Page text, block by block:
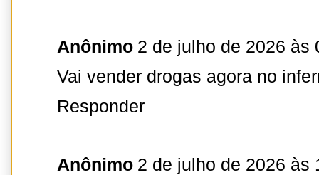
Anônimo 2 de julho de 2026 às
Vai vender drogas agora no
Responder
Anônimo 2 de julho de 2026 às